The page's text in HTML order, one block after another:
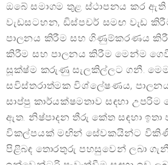
ඔබේ සමාගම තුළ ස්ථාපනය කර ඇති
වැඩසටහන, ඩිස්පචර් සමඟ වැඩ
පාලනය කිරීම සහ ගිණුම්කරණය
කිරීම සහ පාලනය කිරීම මෙන්ම
සූක්ෂ්ම කරුණු සැලකිල්ලට ගනී.
සවිස්තරාත්මක විශ්ලේෂණය,
සාප්පු කාර්යක්ෂමතාව සඳහා
ඇත. නිෂ්පාදන තීරු කේත සඳහා
විකල්පයක් මඟින් සේවකයින්ට
පිළිබඳ තොරතුරු පහසුවෙන් ලබා